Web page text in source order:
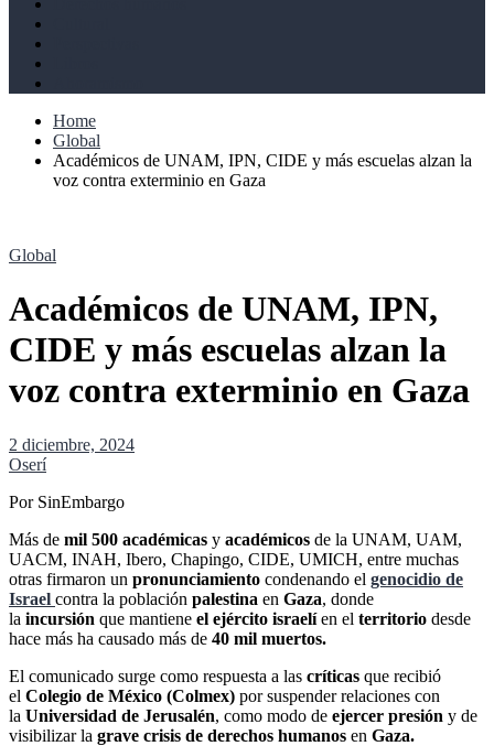
Home
Global
Académicos de UNAM, IPN, CIDE y más escuelas alzan la
voz contra exterminio en Gaza
Global
Académicos de UNAM, IPN,
CIDE y más escuelas alzan la
voz contra exterminio en Gaza
2 diciembre, 2024
Oserí
Por SinEmbargo
Más de mil 500 académicas y académicos de la UNAM, UAM,
UACM, INAH, Ibero, Chapingo, CIDE, UMICH, entre muchas
otras firmaron un pronunciamiento condenando el genocidio de
Israel contra la población palestina en Gaza, donde
la incursión que mantiene el ejército israelíen el territorio desde
hace más ha causado más de 40 mil muertos.
El comunicado surge como respuesta a las críticas que recibió
el Colegio de México (Colmex) por suspender relaciones con
la Universidad de Jerusalén, como modo de ejercer presión y de
visibilizar la grave crisis de derechos humanos en Gaza.